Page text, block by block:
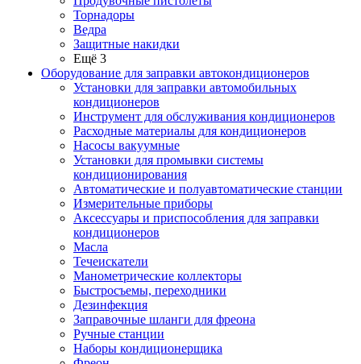
Торнадоры
Ведра
Защитные накидки
Ещё 3
Оборудование для заправки автокондиционеров
Установки для заправки автомобильных
кондиционеров
Инструмент для обслуживания кондиционеров
Расходные материалы для кондиционеров
Насосы вакуумные
Установки для промывки системы
кондиционирования
Автоматические и полуавтоматические станции
Измерительные приборы
Аксессуары и приспособления для заправки
кондиционеров
Масла
Течеискатели
Манометрические коллекторы
Быстросъемы, переходники
Дезинфекция
Заправочные шланги для фреона
Ручные станции
Наборы кондиционерщика